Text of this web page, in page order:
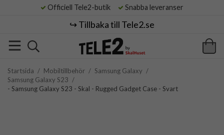
Officiell Tele2-butik Snabba leveranser
↪️ Tillbaka till Tele2.se
Startsida / Mobiltillbehör / Samsung Galaxy /
Samsung Galaxy S23 /
- Samsung Galaxy S23 - Skal - Rugged Gadget Case - Svart